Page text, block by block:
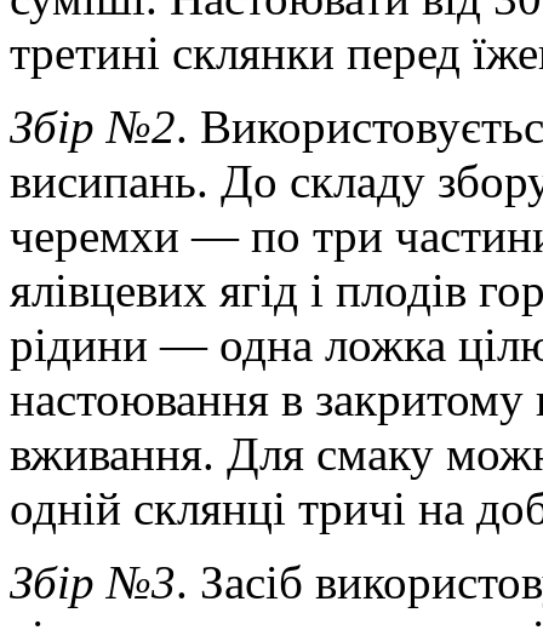
третині склянки перед
Збір №2.
висипань. До складу
черемхи — по три
ялівцевих ягід і плодів
рідини — одна ложка
настоювання в закритому
вживання. Для смаку
одній склянці тричі на
Збір №3. Засіб